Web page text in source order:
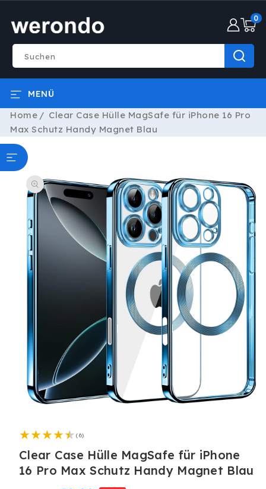
DIREKT
INHALT
Suchen
0
MENÜ
Home
Clear Case Hülle MagSafe für iPhone 16 Pro
Max Schutz Handy Magnet Blau
in
öffnen
(6)
insgesamt
Clear Case Hülle MagSafe für iPhone
16 Pro Max Schutz Handy Magnet Blau